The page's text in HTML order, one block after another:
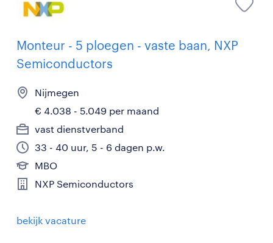
Monteur - 5 ploegen - vaste baan, NXP
Semiconductors
Nijmegen
€ 4.038 - 5.049 per maand
vast dienstverband
33 - 40 uur, 5 - 6 dagen p.w.
MBO
NXP Semiconductors
bekijk vacature